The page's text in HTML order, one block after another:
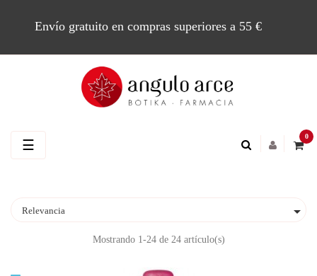
Envío gratuito en compras superiores a 55 €
0
Navegación
☰
Relevancia 
Mostrando 1-24 de 24 artículo(s)